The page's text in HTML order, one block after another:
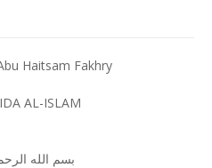
Haitsam Fakhry
AL-ISLAM
بسم الله